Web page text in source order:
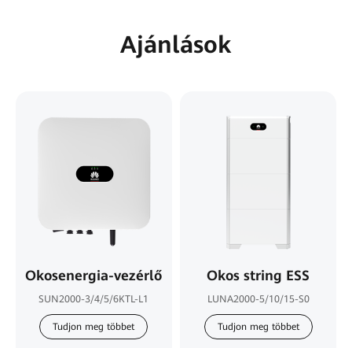
Ajánlások
Okosenergia-vezérlő
SUN2000-3/4/5/6KTL-L1
Tudjon meg többet
Okos string ESS
LUNA2000-5/10/15-S0
Tudjon meg többet